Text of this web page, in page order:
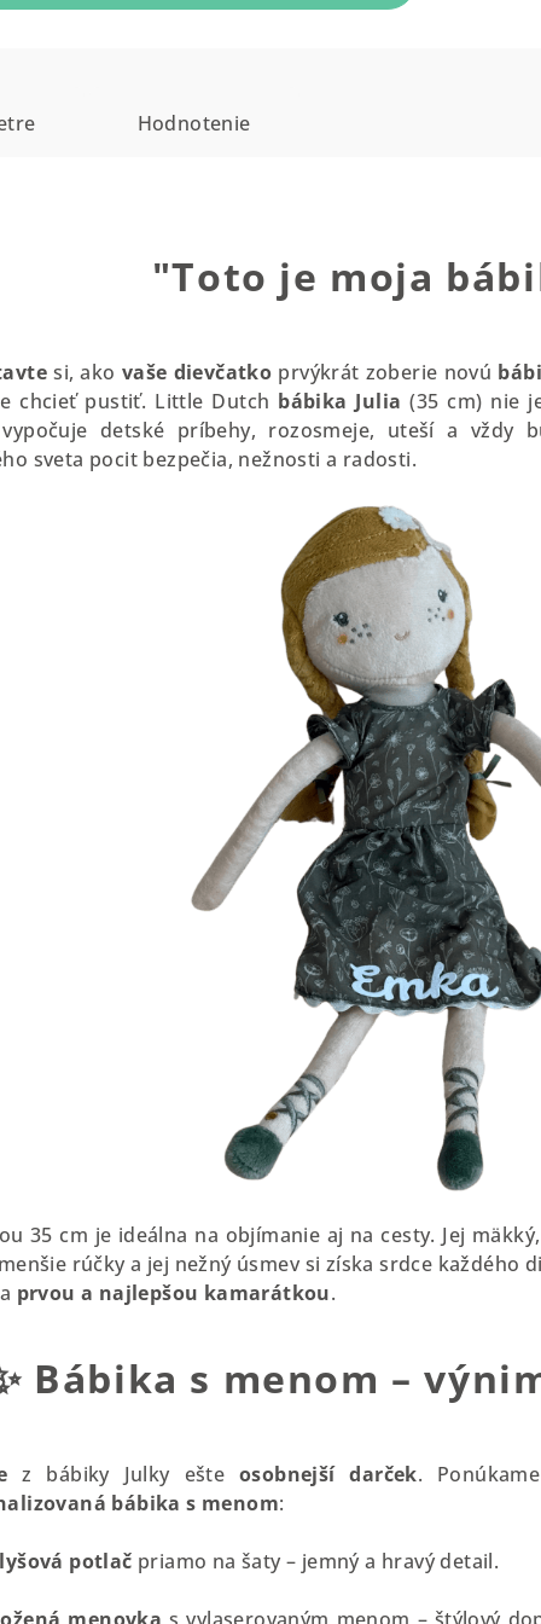
Hodnotenie
"Toto je moja
si, ako vaše dievčatko prvýkrát zoberie novú
chcieť pustiť. Little Dutch bábika Julia (35 cm) nie
detské príbehy, rozosmeje, uteší a vždy
sveta pocit bezpečia, nežnosti a radosti.
35 cm je ideálna na objímanie aj na cesty. Jej
rúčky a jej nežný úsmev si získa srdce každého
prvou a najlepšou kamarátkou.
Bábika s menom –
z bábiky Julky ešte osobnejší darček.
bábika s menom:
potlač priamo na šaty – jemný a hravý detail.